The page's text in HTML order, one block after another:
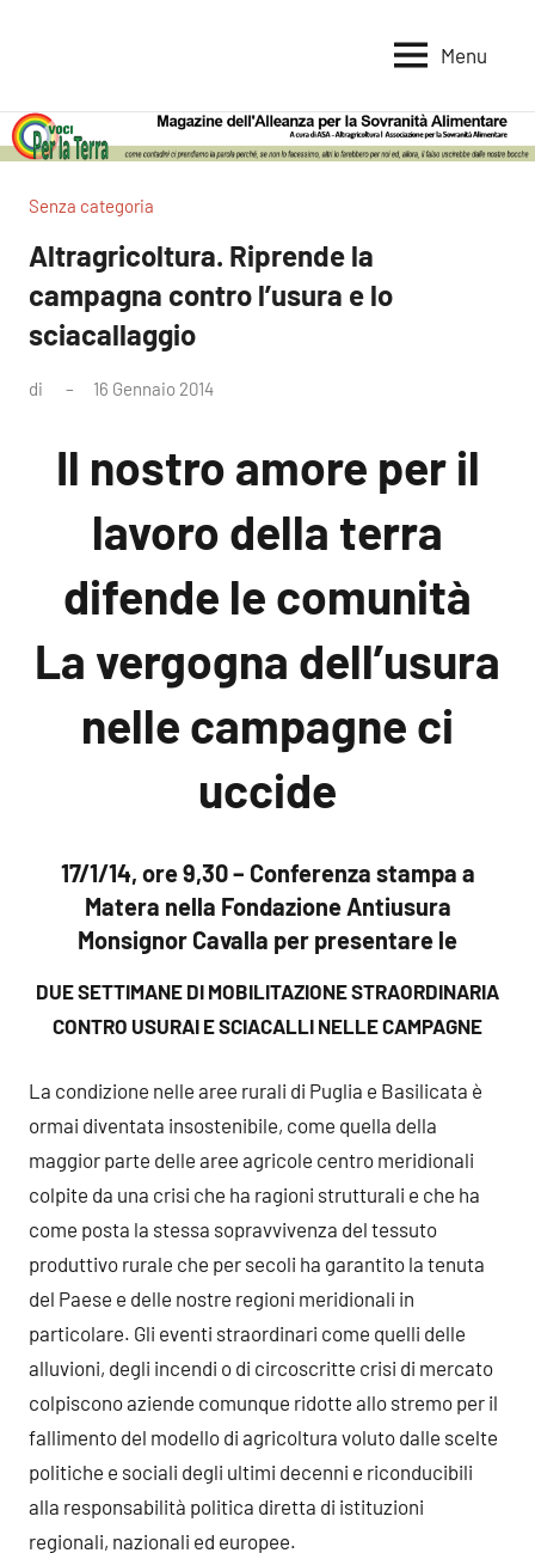
per
la
Terra
per
la
Alimentare
Menu
Senza categoria
Altragricoltura. Riprende la
campagna contro l’usura e lo
sciacallaggio
di 16 Gennaio 2014
Il nostro amore per il
lavoro della terra
difende le comunità
La vergogna dell’usura
nelle campagne ci
uccide
17/1/14, ore 9,30 – Conferenza stampa a
Matera nella Fondazione Antiusura
Monsignor Cavalla per presentare le
DUE SETTIMANE DI MOBILITAZIONE STRAORDINARIA
CONTRO USURAI E SCIACALLI NELLE CAMPAGNE
La condizione nelle aree rurali di Puglia e Basilicata è
ormai diventata insostenibile, come quella della
maggior parte delle aree agricole centro meridionali
colpite da una crisi che ha ragioni strutturali e che ha
come posta la stessa sopravvivenza del tessuto
produttivo rurale che per secoli ha garantito la tenuta
del Paese e delle nostre regioni meridionali in
particolare. Gli eventi straordinari come quelli delle
alluvioni, degli incendi o di circoscritte crisi di mercato
colpiscono aziende comunque ridotte allo stremo per il
fallimento del modello di agricoltura voluto dalle scelte
politiche e sociali degli ultimi decenni e riconducibili
alla responsabilità politica diretta di istituzioni
regionali, nazionali ed europee.